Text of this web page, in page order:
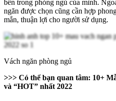
bên trong phòng ngủ của mình.
ngăn được chọn cũng cần hợp
mắn, thuận lợi cho người sử dụng.
Vách ngăn phòng ngủ
>>> Có thể bạn quan tâm: 10+
và “HOT” nhất 2022